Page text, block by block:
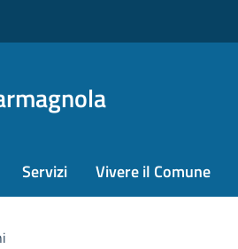
Servizi Vivere il Comune